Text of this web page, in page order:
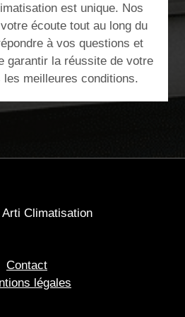
est unique. Nos
écoute tout au long du
à vos questions et
garantir la réussite de votre
les meilleures conditions.
Climatisation
Contact
légales